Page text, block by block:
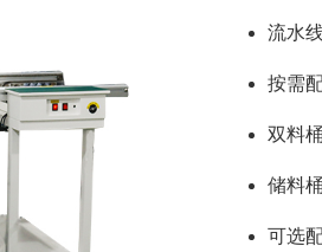
流水
按需
双料
储料
可选